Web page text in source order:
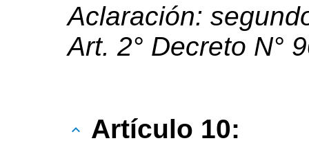
Aclaración:
Art. 2° Decreto N°
Artículo 10: